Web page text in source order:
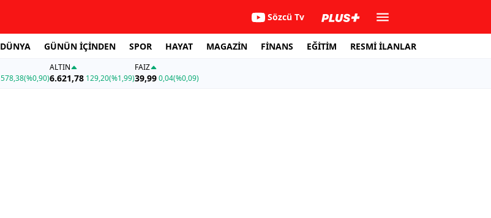
Sözcü Tv
DÜNYA GÜNÜN İÇİNDEN SPOR HAYAT MAGAZİN FİNANS EĞİTİM RESMİ İLANLAR
578,38(%0,90)
ALTIN
6.621,78 129,20(%1,99)
FAİZ
39,990,04(%0,09)